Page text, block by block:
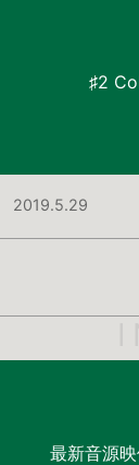
♯2
2019.5.29
最新音源